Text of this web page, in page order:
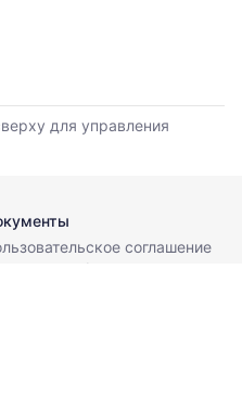
для управления
соглашение
конфиденциальности